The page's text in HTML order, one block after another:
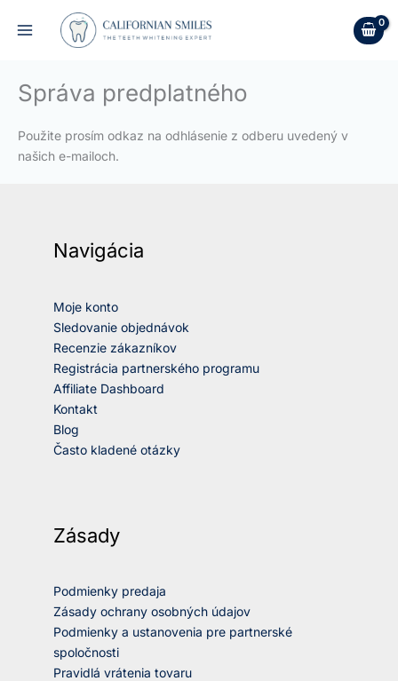
Správa predplatného
Použite prosím odkaz na odhlásenie z odberu uvedený v
našich e-mailoch.
Navigácia
Moje konto
Sledovanie objednávok
Recenzie zákazníkov
Registrácia partnerského programu
Affiliate Dashboard
Kontakt
Blog
Často kladené otázky
Zásady
Podmienky predaja
Zásady ochrany osobných údajov
Podmienky a ustanovenia pre partnerské
spoločnosti
Pravidlá vrátenia tovaru